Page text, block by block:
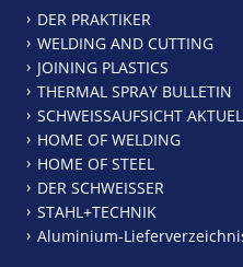
DER PRAKTIKER
WELDING AND CUTTING
JOINING PLASTICS
THERMAL SPRAY BULLETIN
SCHWEISSAUFSICHT
HOME OF WELDING
HOME OF STEEL
DER SCHWEISSER
STAHL+TECHNIK
Aluminium-